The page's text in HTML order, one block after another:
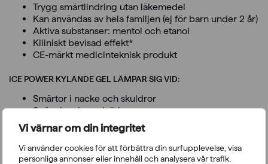
Vi värnar om din integritet
Vi använder cookies för att förbättra din surfupplevelse, visa
personliga annonser eller innehåll och analysera vår trafik.
Trygg smärtlindring utan läkemedel
Kan användas av hela familjen (ej för barn under 2 år)
Aktiva substanser: mentol och etanol
Kliiniskt bevisad effekt*
CE-märkt medicinteknisk produkt
ICE POWER KYLANDE GEL LÄMPAR SIG VID:
Smärtor i nacke och skuldror
Spänningshuvudvärk
Ryggsmärtor orsakade av muskelbesvär
Växtvärk hos barn (från 2 år gammal)
Återhämtning efter ansträngning